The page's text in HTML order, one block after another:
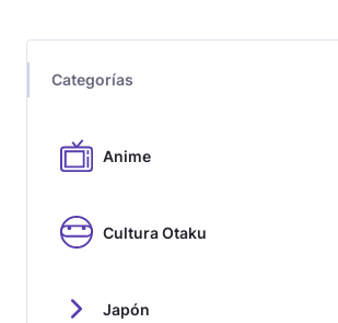
Categorías
Anime
Cultura Otaku
Japón